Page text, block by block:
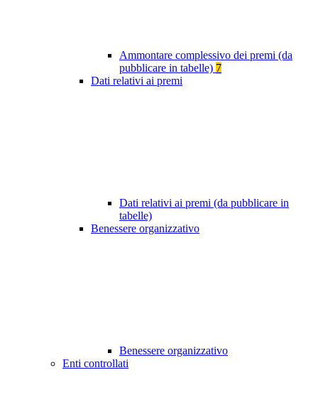
Ammontare complessivo dei premi (da
pubblicare in tabelle) 7
Dati relativi ai premi
Dati relativi ai premi (da pubblicare in
tabelle)
Benessere organizzativo
Benessere organizzativo
Enti controllati